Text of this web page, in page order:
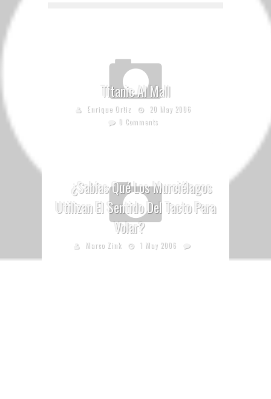
Titanic Al Mall
Enrique Ortiz
20 May 2006
0 Comments
¿Sabías Qué Los Murciélagos
Utilizan El Sentido Del Tacto Para
Volar?
Marco Zink 1 May 2006